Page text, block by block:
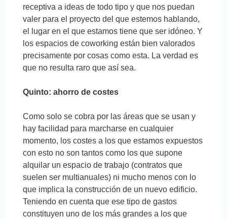
receptiva a ideas de todo tipo y que nos puedan
valer para el proyecto del que estemos hablando,
el lugar en el que estamos tiene que ser idóneo. Y
los espacios de coworking están bien valorados
precisamente por cosas como esta. La verdad es
que no resulta raro que así sea.
Quinto: ahorro de costes
Como solo se cobra por las áreas que se usan y
hay facilidad para marcharse en cualquier
momento, los costes a los que estamos expuestos
con esto no son tantos como los que supone
alquilar un espacio de trabajo (contratos que
suelen ser multianuales) ni mucho menos con lo
que implica la construcción de un nuevo edificio.
Teniendo en cuenta que ese tipo de gastos
constituyen uno de los más grandes a los que